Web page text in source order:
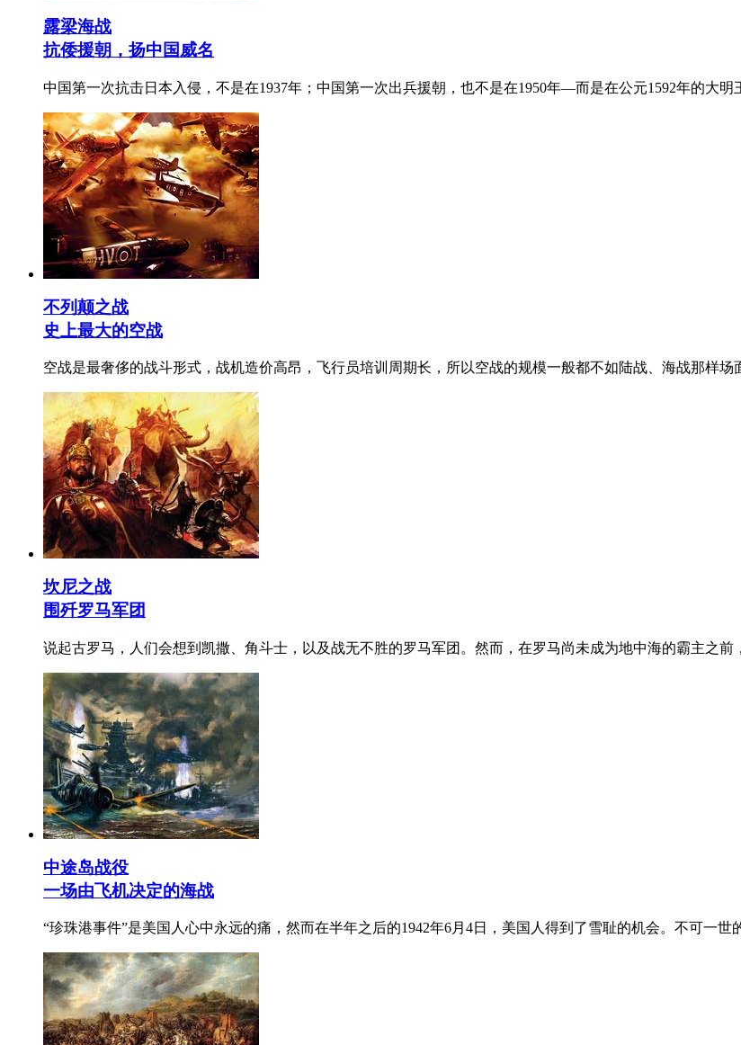
露梁海战
抗倭援朝，扬中国威名
中国第一次抗击日本入侵，不是在1937年；中国第一次出兵援朝，也不是在1950年—而是在公元1592年的大
不列颠之战
史上最大的空战
空战是最奢侈的战斗形式，战机造价高昂，飞行员培训周期长，所以空战的规模一般都不如陆战、海战那样
坎尼之战
围歼罗马军团
说起古罗马，人们会想到凯撒、角斗士，以及战无不胜的罗马军团。然而，在罗马尚未成为地中海的霸主之
中途岛战役
一场由飞机决定的海战
“珍珠港事件”是美国人心中永远的痛，然而在半年之后的1942年6月4日，美国人得到了雪耻的机会。不可一